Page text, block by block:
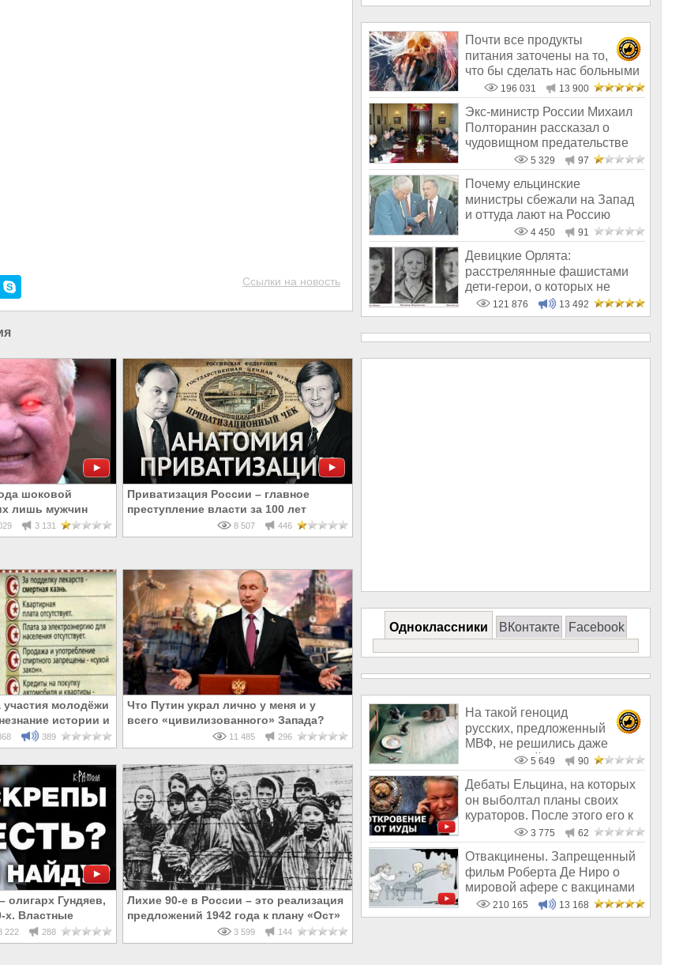
Ссылки на новость
шоковой
лишь мужчин
скончалось 12 млн
3 131
Приватизация России – главное
преступление власти за 100 лет
8 507 446
молодёжи
истории и
389
Что Путин украл лично у меня и у
всего «цивилизованного» Запада?
11 485 296
олигарх Гундяев,
х. Властные
222 288
Лихие 90-е в России – это реализация
предложений 1942 года к плану «Ост»
3 599 144
Почти все продукты
питания заточены на то,
что бы сделать нас больными
и бесплодным
196 031 13 900
Экс-министр России Михаил
Полторанин рассказал о
чудовищном предательстве
Ельцина
5 329 97
Почему ельцинские
министры сбежали на Запад
и оттуда лают на Россию
4 450 91
Девицкие Орлята:
расстрелянные фашистами
дети-герои, о которых не
рассказывают в шк
121 876 13 492
Одноклассники ВКонтакте Facebook
На такой геноцид
русских, предложенный
МВФ, не решились даже
Ельцин с Гайдаром
5 649 90
Дебаты Ельцина, на которых
он выболтал планы своих
кураторов. После этого его к
3 775 62
Отвакцинены. Запрещенный
фильм Роберта Де Ниро о
мировой афере с вакцинами
210 165 13 168